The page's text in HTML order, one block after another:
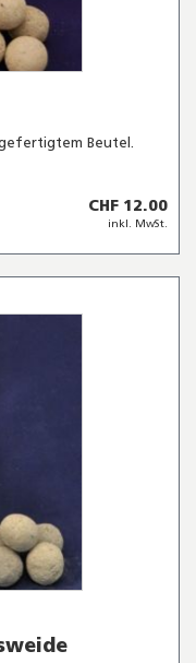
Beutel.
CHF 12.00
inkl. MwSt.